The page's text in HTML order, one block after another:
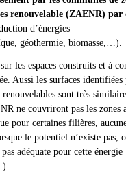
renouvelable (ZAENR) par
d’énergies
géothermie, biomasse,…).
les espaces construits et à
Aussi les surfaces identifiées
sont très
ne couvriront pas les zones
pour certaines filières,
le potentiel n’existe pas,
adéquate pour cette énergie